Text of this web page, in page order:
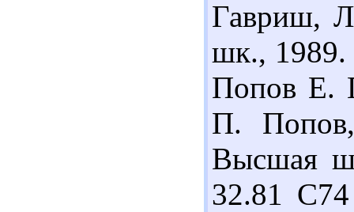
Гавриш,
шк., 1989.
Попов Е.
П.
Высшая
32.81